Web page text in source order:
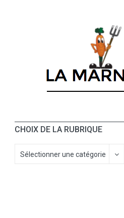
CHOIX DE LA RUBRIQUE
Sélectionner une catégorie